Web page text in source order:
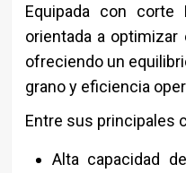
Equipada con corte
orientada a
ofreciendo un
grano y eficiencia
Entre sus principales
Alta capacidad